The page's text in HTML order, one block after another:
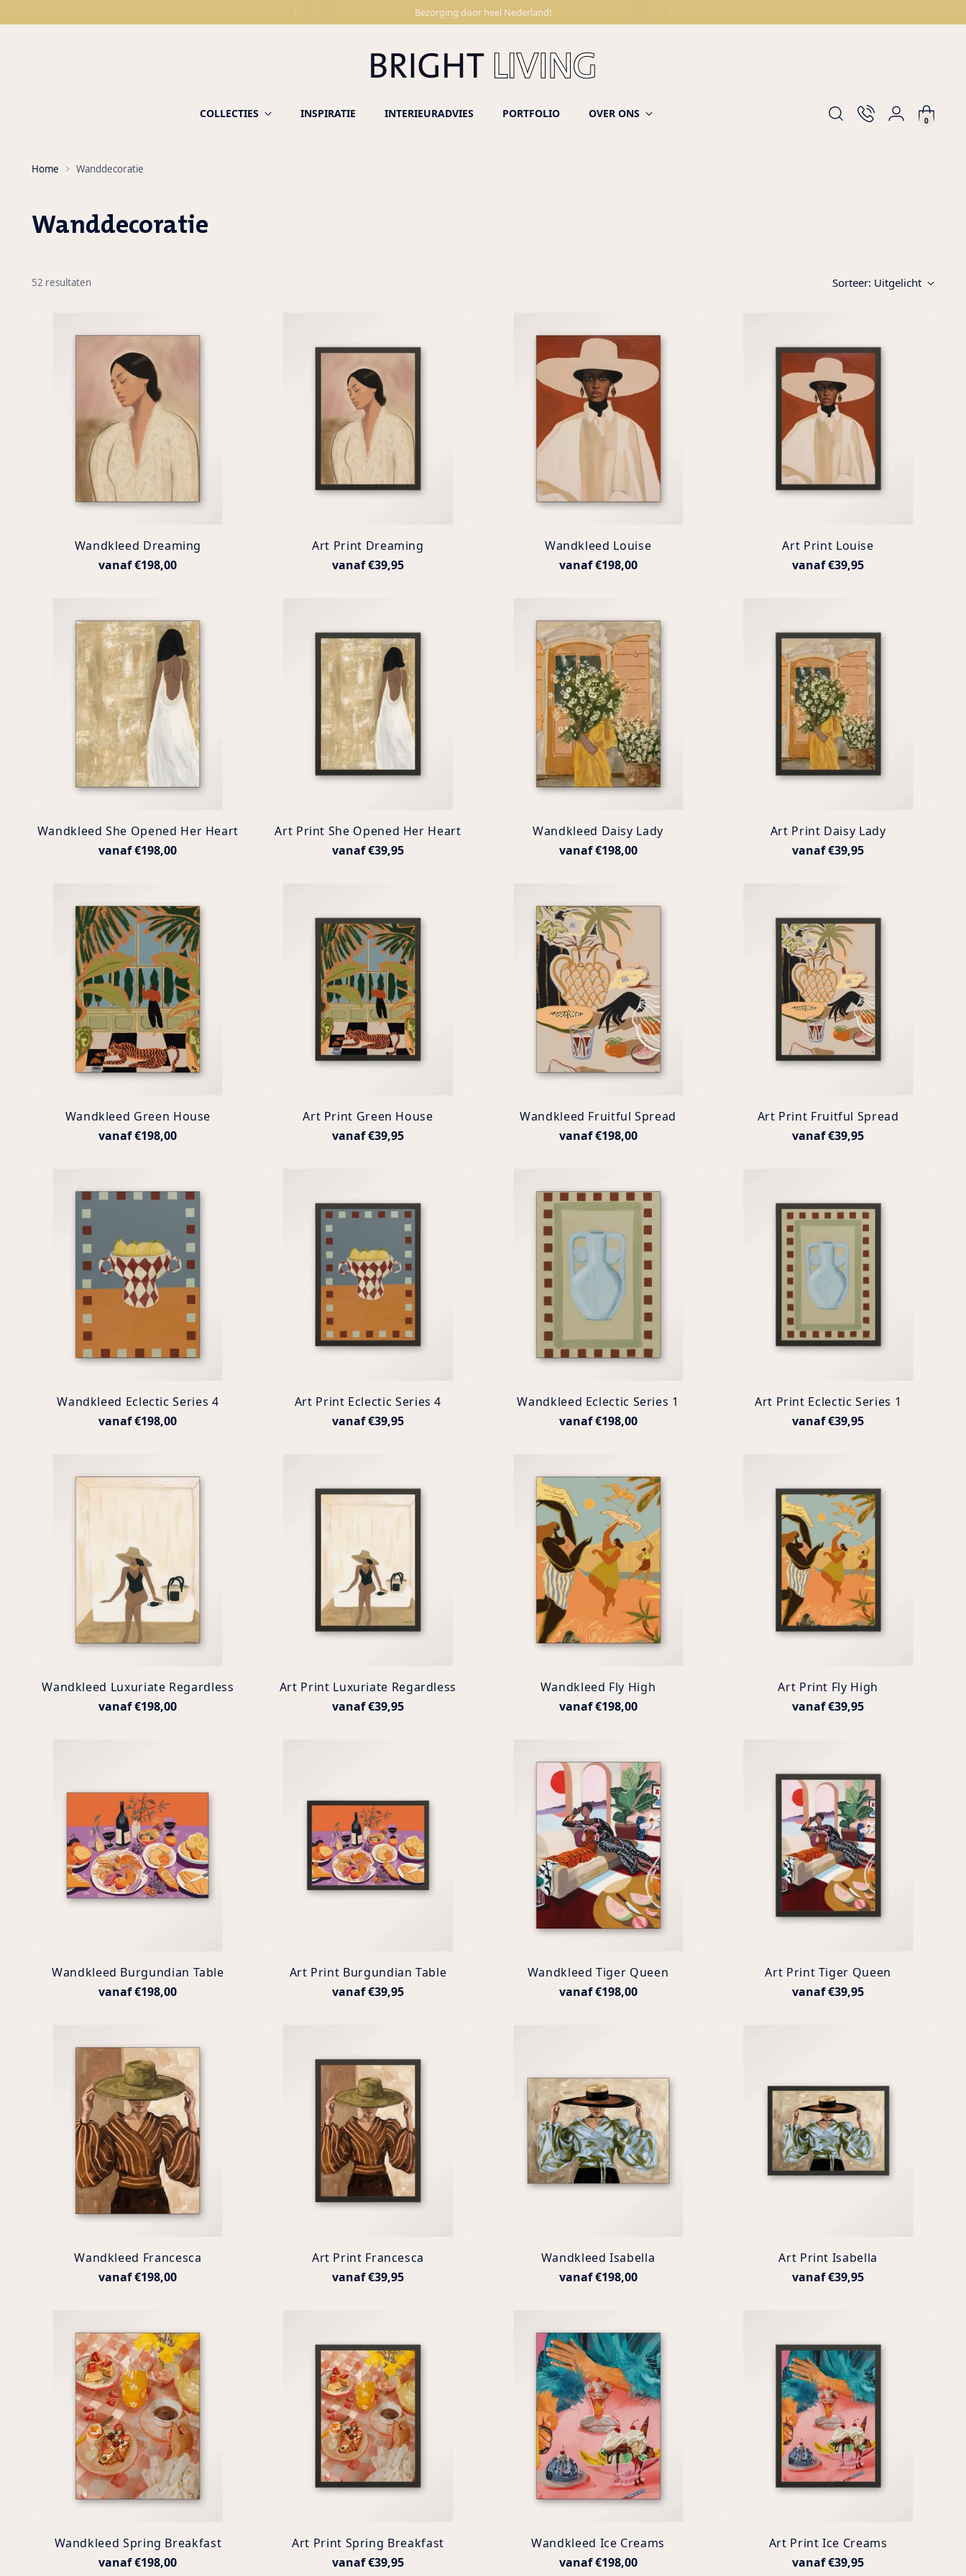
Bezorging door heel Nederland!
COLLECTIES INSPIRATIE INTERIEURADVIES PORTFOLIO OVER ONS
0
Home Wanddecoratie
Wanddecoratie
52 resultaten Sorteer: Uitgelicht
Wandkleed Dreaming
vanaf €198,00
Art Print Dreaming
vanaf €39,95
Wandkleed Louise
vanaf €198,00
Art Print Louise
vanaf €39,95
Wandkleed She Opened Her Heart
vanaf €198,00
Art Print She Opened Her Heart
vanaf €39,95
Wandkleed Daisy Lady
vanaf €198,00
Art Print Daisy Lady
vanaf €39,95
Wandkleed Green House
vanaf €198,00
Art Print Green House
vanaf €39,95
Wandkleed Fruitful Spread
vanaf €198,00
Art Print Fruitful Spread
vanaf €39,95
Wandkleed Eclectic Series 4
vanaf €198,00
Art Print Eclectic Series 4
vanaf €39,95
Wandkleed Eclectic Series 1
vanaf €198,00
Art Print Eclectic Series 1
vanaf €39,95
Wandkleed Luxuriate Regardless
vanaf €198,00
Art Print Luxuriate Regardless
vanaf €39,95
Wandkleed Fly High
vanaf €198,00
Art Print Fly High
vanaf €39,95
Wandkleed Burgundian Table
vanaf €198,00
Art Print Burgundian Table
vanaf €39,95
Wandkleed Tiger Queen
vanaf €198,00
Art Print Tiger Queen
vanaf €39,95
Wandkleed Francesca
vanaf €198,00
Art Print Francesca
vanaf €39,95
Wandkleed Isabella
vanaf €198,00
Art Print Isabella
vanaf €39,95
Wandkleed Spring Breakfast
vanaf €198,00
Art Print Spring Breakfast
vanaf €39,95
Wandkleed Ice Creams
vanaf €198,00
Art Print Ice Creams
vanaf €39,95